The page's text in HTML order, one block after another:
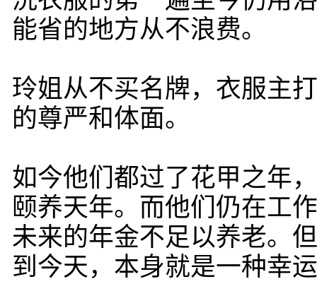
能省的地方从不浪费。
玲姐从不买名牌，衣服主
的尊严和体面。
如今他们都过了花甲之年
颐养天年。而他们仍在工
未来的年金不足以养老。
到今天，本身就是一种幸